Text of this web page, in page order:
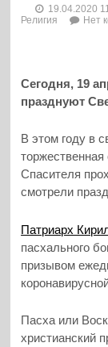
19.04.2020
Религия
Нет
Сегодня, 19
празднуют
В этом году в
Спасителя
смотрели
Патриарх
пасхального
призывом
Пасха или
христианский